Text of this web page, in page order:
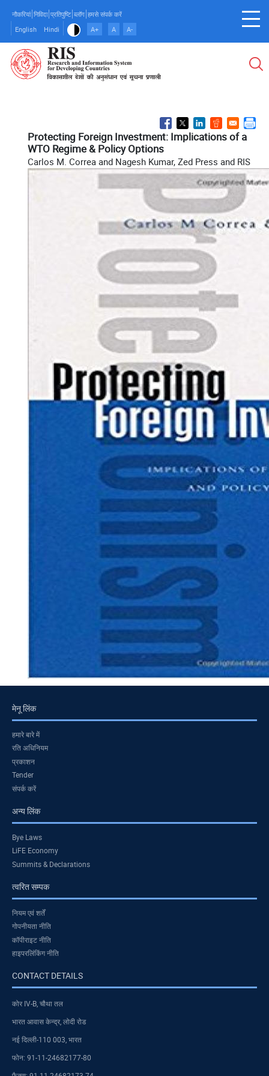
main
content
नौकरियां निविदा प्रतिपुष्टि ब्लॉग हमसे संपर्क करें
English
Hindi A+ A A-
Protecting Foreign Investment: Implications of a
WTO Regime & Policy Options
Carlos M. Correa and Nagesh Kumar, Zed Press and RIS
मेनू लिंक
हमारे बारे में
रति अधिनियम
प्रकाशन
Tender
संपर्क करें
अन्य लिंक
Bye Laws
LiFE Economy
Summits & Declarations
त्वरित सम्पक
नियम एवं शर्तें
गोपनीयता नीति
कॉपीराइट नीति
हाइपरलिंकिंग नीति
CONTACT DETAILS
कोर IV-B, चौथा तल
भारत आवास केन्द्र, लोदी रोड
नई दिल्ली-110 003, भारत
फोन: 91-11-24682177-80